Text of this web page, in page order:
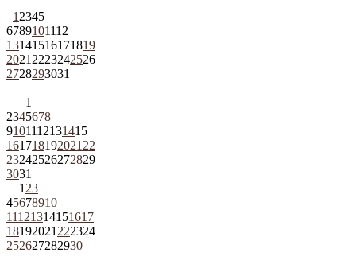
1 2345
6789101112
13141516171819
2021 2223242526
2728293031
1
2345678
9101112131415
161718192021 22
23242526272829
3031
1 23
45678910
11121314151617
18192021 222324
252627282930